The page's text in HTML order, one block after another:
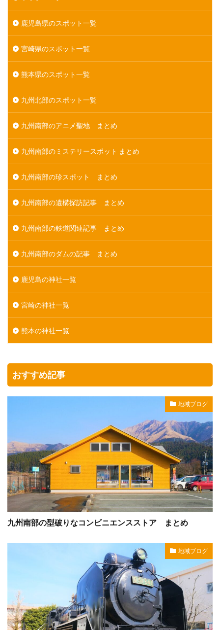
鹿児島県のスポット一覧
宮崎県のスポット一覧
熊本県のスポット一覧
九州北部のスポット一覧
九州南部のアニメ聖地 まとめ
九州南部のミステリースポット まとめ
九州南部の珍スポット まとめ
九州南部の遺構探訪記事 まとめ
九州南部の鉄道関連記事 まとめ
九州南部のダムの記事 まとめ
鹿児島の神社一覧
宮崎の神社一覧
熊本の神社一覧
おすすめ記事
地域ブログ
九州南部の型破りなコンビニエンスストア まとめ
地域ブログ